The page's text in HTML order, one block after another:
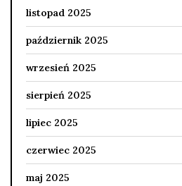
listopad 2025
październik 2025
wrzesień 2025
sierpień 2025
lipiec 2025
czerwiec 2025
maj 2025